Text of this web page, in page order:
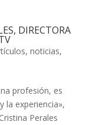
DIRECTORA
, noticias,
profesión, es
la experiencia»,
Perales